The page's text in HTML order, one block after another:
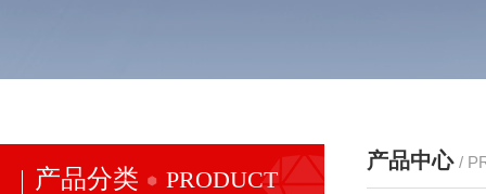
产品分类 PRODUCT
产品中心 /